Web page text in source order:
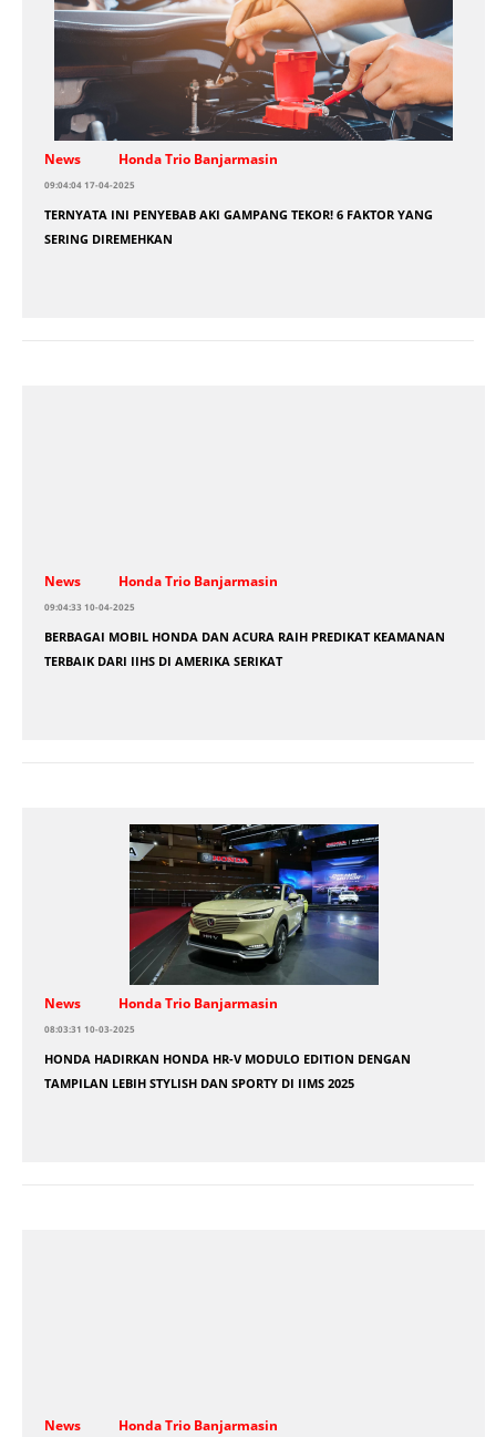
News Honda Trio Banjarmasin
09:04:04 17-04-2025
TERNYATA INI PENYEBAB AKI GAMPANG TEKOR! 6 FAKTOR YANG
SERING DIREMEHKAN
News Honda Trio Banjarmasin
09:04:33 10-04-2025
BERBAGAI MOBIL HONDA DAN ACURA RAIH PREDIKAT KEAMANAN
TERBAIK DARI IIHS DI AMERIKA SERIKAT
News Honda Trio Banjarmasin
08:03:31 10-03-2025
HONDA HADIRKAN HONDA HR-V MODULO EDITION DENGAN
TAMPILAN LEBIH STYLISH DAN SPORTY DI IIMS 2025
News Honda Trio Banjarmasin